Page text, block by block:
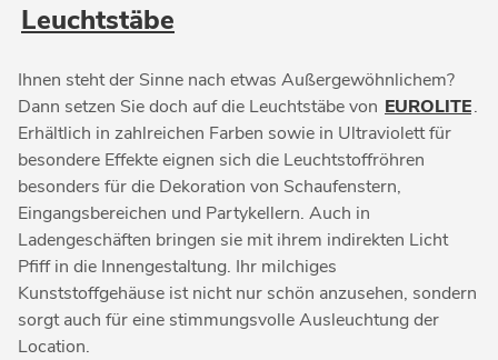
Leuchtstäbe
Ihnen steht der Sinne nach etwas Außergewöhnlichem?
Dann setzen Sie doch auf die Leuchtstäbe von EUROLITE.
Erhältlich in zahlreichen Farben sowie in Ultraviolett für
besondere Effekte eignen sich die Leuchtstoffröhren
besonders für die Dekoration von Schaufenstern,
Eingangsbereichen und Partykellern. Auch in
Ladengeschäften bringen sie mit ihrem indirekten Licht
Pfiff in die Innengestaltung. Ihr milchiges
Kunststoffgehäuse ist nicht nur schön anzusehen, sondern
sorgt auch für eine stimmungsvolle Ausleuchtung der
Location.